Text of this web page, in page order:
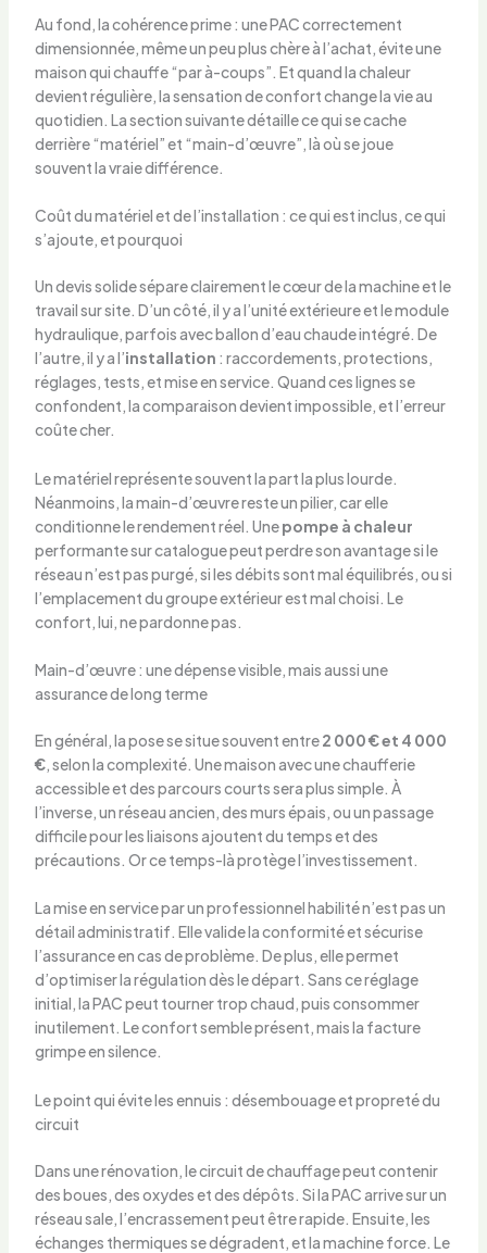
Au fond, la cohérence prime : une PAC correctement
dimensionnée, même un peu plus chère à l’achat, évite une
maison qui chauffe “par à-coups”. Et quand la chaleur
devient régulière, la sensation de confort change la vie au
quotidien. La section suivante détaille ce qui se cache
derrière “matériel” et “main-d’œuvre”, là où se joue
souvent la vraie différence.
Coût du matériel et de l’installation : ce qui est inclus, ce qui
s’ajoute, et pourquoi
Un devis solide sépare clairement le cœur de la machine et le
travail sur site. D’un côté, il y a l’unité extérieure et le module
hydraulique, parfois avec ballon d’eau chaude intégré. De
l’autre, il y a l’installation : raccordements, protections,
réglages, tests, et mise en service. Quand ces lignes se
confondent, la comparaison devient impossible, et l’erreur
coûte cher.
Le matériel représente souvent la part la plus lourde.
Néanmoins, la main-d’œuvre reste un pilier, car elle
conditionne le rendement réel. Unepompe à chaleur
performante sur catalogue peut perdre son avantage si le
réseau n’est pas purgé, si les débits sont mal équilibrés, ou si
l’emplacement du groupe extérieur est mal choisi. Le
confort, lui, ne pardonne pas.
Main-d’œuvre : une dépense visible, mais aussi une
assurance de long terme
En général, la pose se situe souvent entre2 000 € et 4 000
€, selon la complexité. Une maison avec une chaufferie
accessible et des parcours courts sera plus simple. À
l’inverse, un réseau ancien, des murs épais, ou un passage
difficile pour les liaisons ajoutent du temps et des
précautions. Or ce temps-là protège l’investissement.
La mise en service par un professionnel habilité n’est pas un
détail administratif. Elle valide la conformité et sécurise
l’assurance en cas de problème. De plus, elle permet
d’optimiser la régulation dès le départ. Sans ce réglage
initial, la PAC peut tourner trop chaud, puis consommer
inutilement. Le confort semble présent, mais la facture
grimpe en silence.
Le point qui évite les ennuis : désembouage et propreté du
circuit
Dans une rénovation, le circuit de chauffage peut contenir
des boues, des oxydes et des dépôts. Si la PAC arrive sur un
réseau sale, l’encrassement peut être rapide. Ensuite, les
échanges thermiques se dégradent, et la machine force. Le